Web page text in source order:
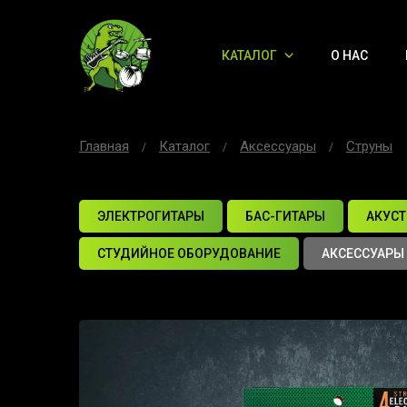
КАТАЛОГ О НАС
Главная Каталог Аксессуары Струны
ЭЛЕКТРОГИТАРЫ БАС-ГИТАРЫ
СТУДИЙНОЕ ОБОРУДОВАНИЕ АКСЕССУАРЫ